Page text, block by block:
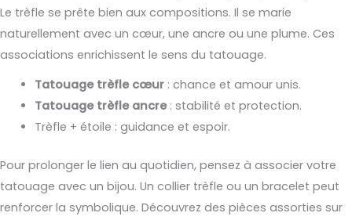
Le trèfle se prête bien aux compositions. Il se marie
naturellement avec un cœur, une ancre ou une plume. Ces
associations enrichissent le sens du tatouage.
Tatouage trèfle cœur: chance et amour unis.
Tatouage trèfle ancre: stabilité et protection.
Trèfle + étoile : guidance et espoir.
Pour prolonger le lien au quotidien, pensez à associer votre
tatouage avec un bijou. Un collier trèfle ou un bracelet peut
renforcer la symbolique. Découvrez des pièces assorties sur